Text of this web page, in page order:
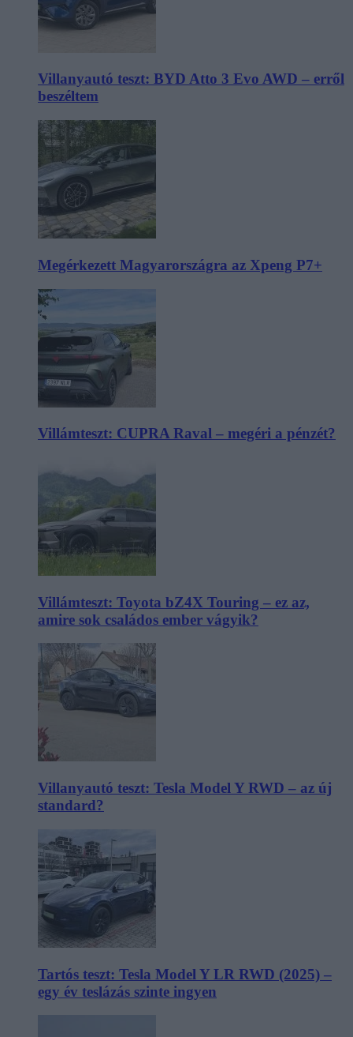
Villanyautó teszt: BYD Atto 3 Evo AWD – erről
beszéltem
Megérkezett Magyarországra az Xpeng P7+
Villámteszt: CUPRA Raval – megéri a pénzét?
Villámteszt: Toyota bZ4X Touring – ez az,
amire sok családos ember vágyik?
Villanyautó teszt: Tesla Model Y RWD – az új
standard?
Tartós teszt: Tesla Model Y LR RWD (2025) –
egy év teslázás szinte ingyen